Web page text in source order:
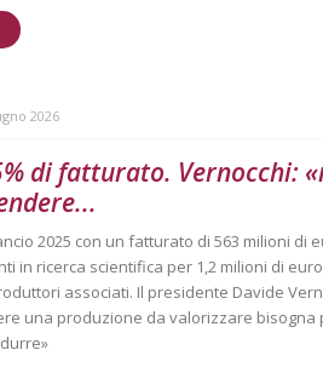
2026
di fatturato. Vernocchi:
2025 con un fatturato di 563 milioni di
in ricerca scientifica per 1,2 milioni di
associati. Il presidente Davide
una produzione da valorizzare